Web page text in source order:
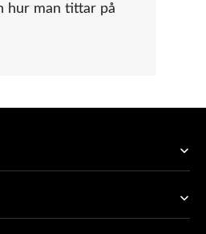
hur man tittar på